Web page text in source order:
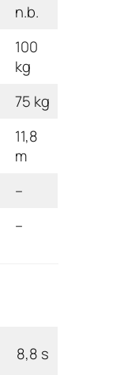
n.b.
100
kg
75 kg
11,8
m
–
–
8,8 s